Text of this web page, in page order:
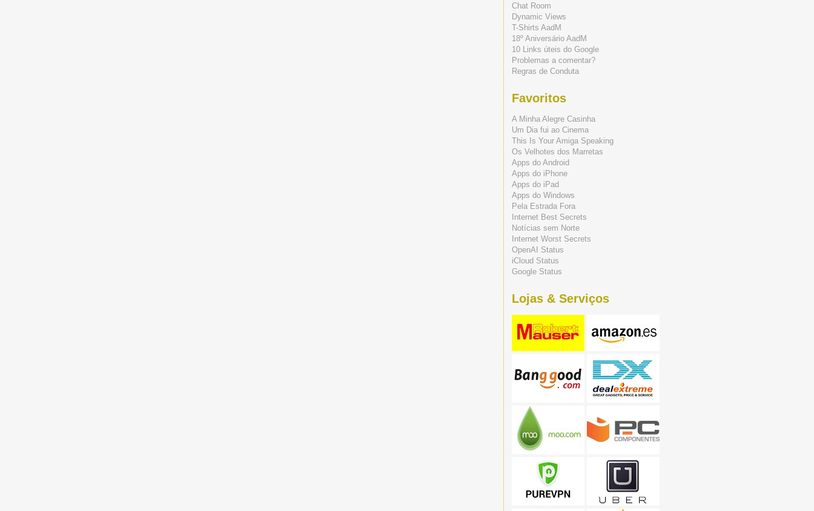
Chat Room
Dynamic Views
T-Shirts AadM
18º Aniversário AadM
10 Links úteis do Google
Problemas a comentar?
Regras de Conduta
Favoritos
A Minha Alegre Casinha
Um Dia fui ao Cinema
This Is Your Amiga Speaking
Os Velhotes dos Marretas
Apps do Android
Apps do iPhone
Apps do iPad
Apps do Windows
Pela Estrada Fora
Internet Best Secrets
Notícias sem Norte
Internet Worst Secrets
OpenAI Status
iCloud Status
Google Status
Lojas & Serviços